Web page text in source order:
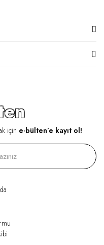
için e-bülten’e kayıt ol!